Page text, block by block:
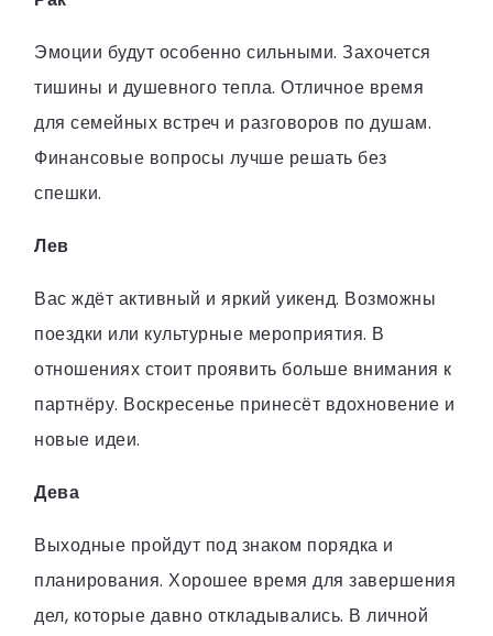
Эмоции будут особенно сильными. Захочется
тишины и душевного тепла. Отличное время
для семейных встреч и разговоров по душам.
Финансовые вопросы лучше решать без
спешки.
Лев
Вас ждёт активный и яркий уикенд. Возможны
поездки или культурные мероприятия. В
отношениях стоит проявить больше внимания к
партнёру. Воскресенье принесёт вдохновение и
новые идеи.
Дева
Выходные пройдут под знаком порядка и
планирования. Хорошее время для завершения
дел, которые давно откладывались. В личной